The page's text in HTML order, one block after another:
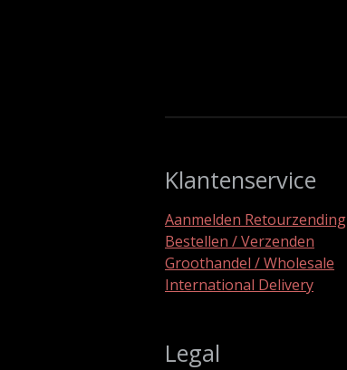
Klantenservice
Aanmelden Retourzending
Bestellen / Verzenden
Groothandel / Wholesale
International Delivery
Legal